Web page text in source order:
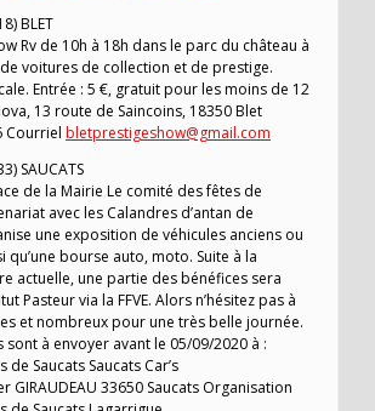
BLET
Rv de 10h à 18h dans le parc du château à
voitures de collection et de prestige.
Entrée : 5 €, gratuit pour les moins de 12
13 route de Saincoins, 18350 Blet
Courriel bletprestigeshow@gmail.com
SAUCATS
de la Mairie Le comité des fêtes de
avec les Calandres d’antan de
une exposition de véhicules anciens ou
qu’une bourse auto, moto. Suite à la
actuelle, une partie des bénéfices sera
Pasteur via la FFVE. Alors n’hésitez pas à
et nombreux pour une très belle journée.
sont à envoyer avant le 05/09/2020 à :
Saucats Saucats Car’s
GIRAUDEAU 33650 Saucats Organisation